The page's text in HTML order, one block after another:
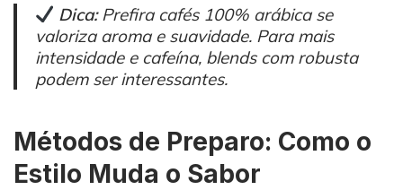
Dica:Prefira cafés 100% arábica se
valoriza aroma e suavidade. Para mais
intensidade e cafeína, blends com robusta
podem ser interessantes.
Métodos de Preparo: Como o
Estilo Muda o Sabor